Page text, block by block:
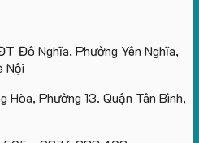
theo
cầu
Đô Nghĩa, Phường Yên Nghĩa,
Nội
Phường 13. Quận Tân Bình,